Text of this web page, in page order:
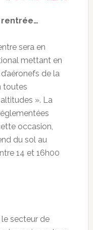
rentrée…
sera en
mettant en
de la
toutes
». La
occasion,
du sol au
14 et 16h00
le secteur de